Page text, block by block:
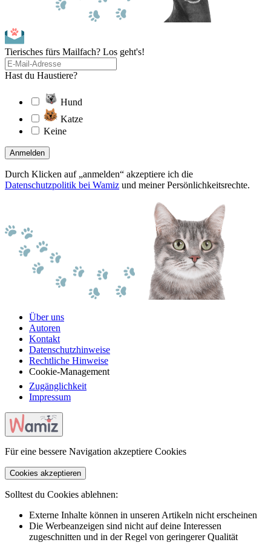
Tierisches fürs Mailfach? Los geht's!
Hast du Haustiere?
Hund
Katze
Keine
Anmelden
Durch Klicken auf „anmelden“ akzeptiere ich die
Datenschutzpolitik bei Wamiz und meiner Persönlichkeitsrechte.
Über uns
Autoren
Kontakt
Datenschutzhinweise
Rechtliche Hinweise
Cookie-Management
Zugänglichkeit
Impressum
Für eine bessere Navigation akzeptiere Cookies
Cookies akzeptieren
Solltest du Cookies ablehnen:
Externe Inhalte können in unseren Artikeln nicht erscheinen
Die Werbeanzeigen sind nicht auf deine Interessen
zugeschnitten und in der Regel von geringerer Qualität